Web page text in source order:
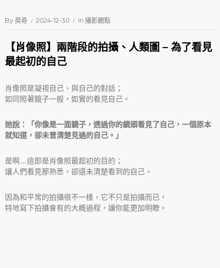
By英奇 2024-12-30 In 攝影觀點
【肖像照】兩階段的拍攝、人類圖 – 為了看見
最起初的自己
肖像照是凝視自己、與自己的對話；
如同照著鏡子一般，如實的看見自己。
她說：「你像是一面鏡子，透過你的鏡頭看見了自己，一個原本
就知道，卻未曾清楚見過的自己。」
是啊…這即是肖像照最起初的目的；
讓人們看見那熟悉，卻還未清楚看到的自己。
因為和平常的拍攝很不一樣，它不只是拍攝而已，
特地寫下拍攝會有的大概過程，讓你能更加明瞭。